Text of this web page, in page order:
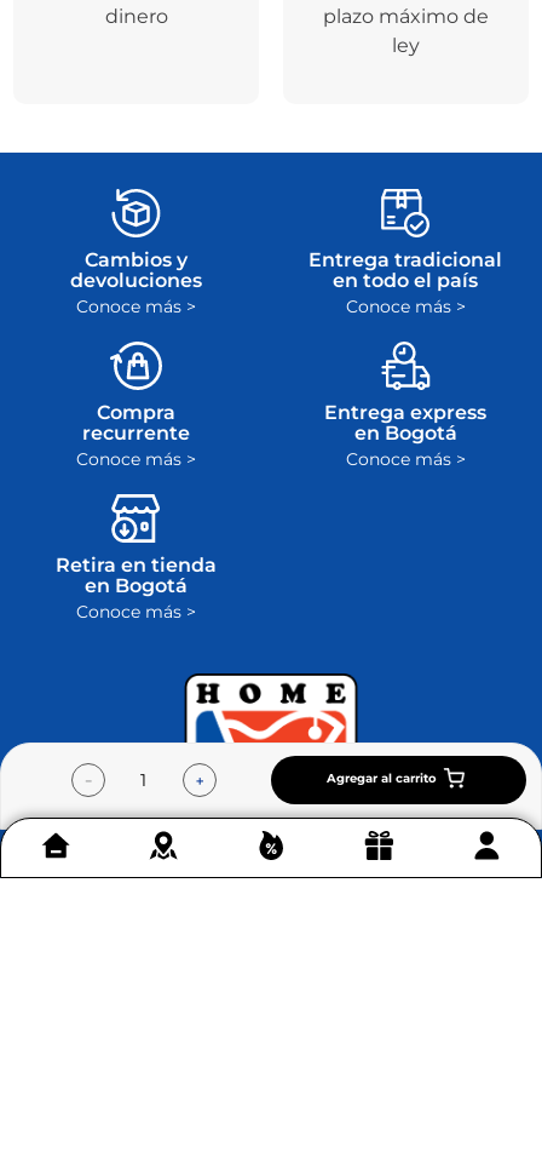
＋
－ Agregar al carrito
dinero
plazo máximo de
ley
Cambios y
devoluciones
Conoce más >
Entrega tradicional
en todo el país
Conoce más >
Compra
recurrente
Conoce más >
Entrega express
en Bogotá
Conoce más >
Retira en tienda
en Bogotá
Conoce más >